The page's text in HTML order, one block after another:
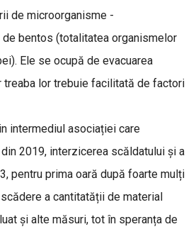
de microorganisme -
bentos (totalitatea organismelor
Ele se ocupă de evacuarea
treaba lor trebuie facilitată de factori
intermediul asociației care
2019, interzicerea scăldatului și a
pentru prima oară după foarte mulți
a cantitatății de material
și alte măsuri, tot în speranța de